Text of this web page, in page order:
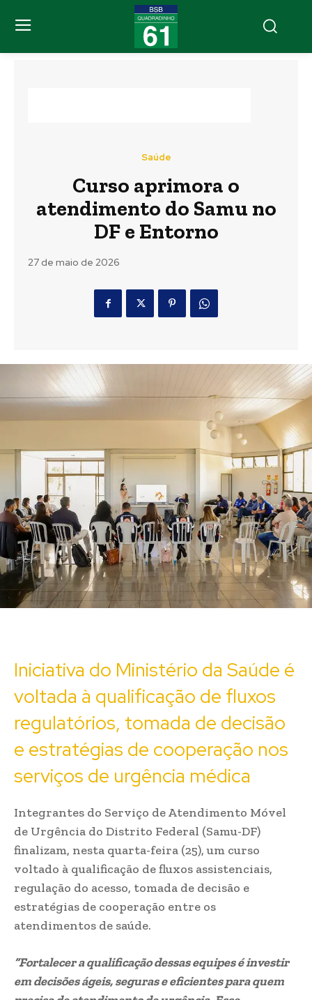
Saúde
Curso aprimora o
atendimento do Samu no
DF e Entorno
27 de maio de 2026
Iniciativa do Ministério da Saúde é
voltada à qualificação de fluxos
regulatórios, tomada de decisão
e estratégias de cooperação nos
serviços de urgência médica
Integrantes do Serviço de Atendimento Móvel
de Urgência do Distrito Federal (Samu-DF)
finalizam, nesta quarta-feira (25), um curso
voltado à qualificação de fluxos assistenciais,
regulação do acesso, tomada de decisão e
estratégias de cooperação entre os
atendimentos de saúde.
“Fortalecer a qualificação dessas equipes é investir
em decisões ágeis, seguras e eficientes para quem